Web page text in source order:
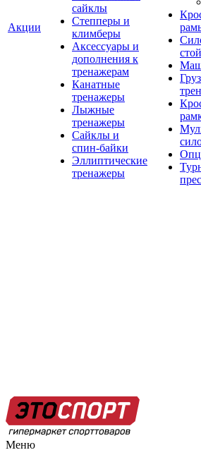
Акции
сайклы
Степперы и
климберы
Аксессуары и
дополнения к
тренажерам
Канатные
тренажеры
Лыжные
тренажеры
Сайклы и
спин-байки
Эллиптические
тренажеры
Меню